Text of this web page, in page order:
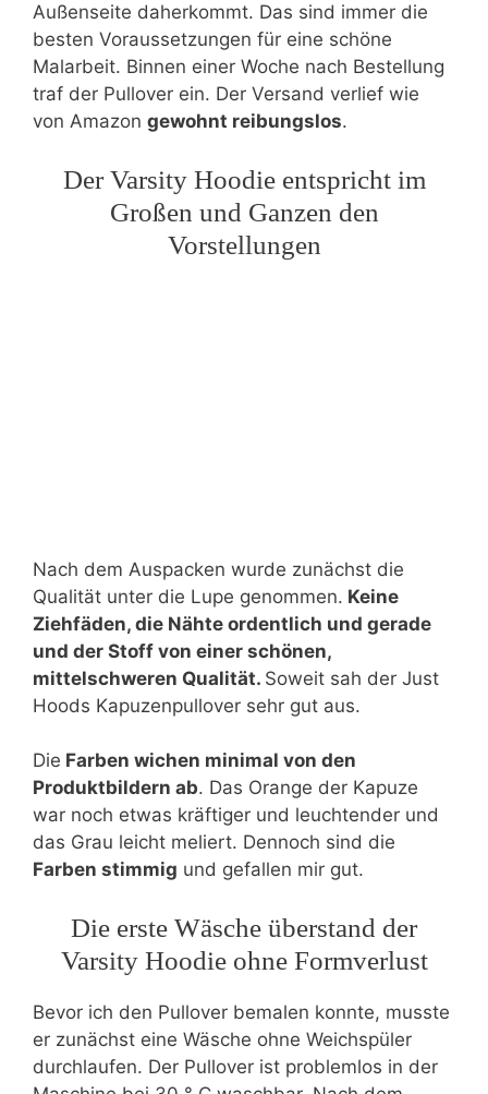
Außenseite daherkommt. Das sind immer die
besten Voraussetzungen für eine schöne
Malarbeit. Binnen einer Woche nach Bestellung
traf der Pullover ein. Der Versand verlief wie
von Amazon gewohnt reibungslos.
Der Varsity Hoodie entspricht im
Großen und Ganzen den
Vorstellungen
Nach dem Auspacken wurde zunächst die
Qualität unter die Lupe genommen. Keine
Ziehfäden, die Nähte ordentlich und gerade
und der Stoff von einer schönen,
mittelschweren Qualität. Soweit sah der Just
Hoods Kapuzenpullover sehr gut aus.
Die Farben wichen minimal von den
Produktbildern ab. Das Orange der Kapuze
war noch etwas kräftiger und leuchtender und
das Grau leicht meliert. Dennoch sind die
Farben stimmig und gefallen mir gut.
Die erste Wäsche überstand der
Varsity Hoodie ohne Formverlust
Bevor ich den Pullover bemalen konnte, musste
er zunächst eine Wäsche ohne Weichspüler
durchlaufen. Der Pullover ist problemlos in der